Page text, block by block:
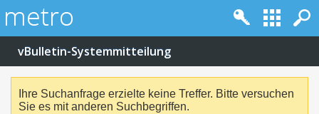
vBulletin-Systemmitteilung
Ihre Suchanfrage erzielte keine Treffer. Bitte versuchen
Sie es mit anderen Suchbegriffen.